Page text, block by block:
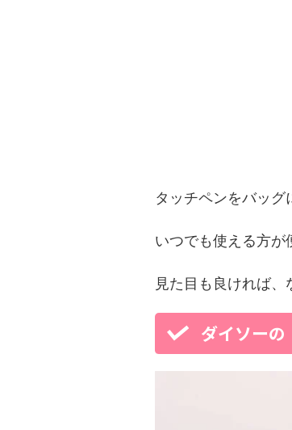
タッチペンをバッグ
いつでも使える方が
見た目も良ければ、
ダイソーの